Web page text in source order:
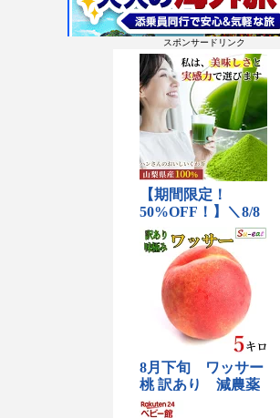
スポンサードリンク